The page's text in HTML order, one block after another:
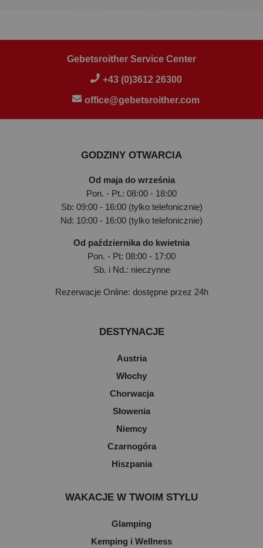
Gebetsroither Service Center
+43 (0)3612 26300
office@gebetsroither.com
GODZINY OTWARCIA
Od maja do września
Pon. - Pt.: 08:00 - 18:00
Sb: 09:00 - 16:00 (tylko telefonicznie)
Nd: 10:00 - 16:00 (tylko telefonicznie)
Od października do kwietnia
Pon. - Pt: 08:00 - 17:00
Sb. i Nd.: nieczynne
Rezerwacje Online: dostępne przez 24h
DESTYNACJE
Austria
Włochy
Chorwacja
Słowenia
Niemcy
Czarnogóra
Hiszpania
WAKACJE W TWOIM STYLU
Glamping
Kemping i Wellness